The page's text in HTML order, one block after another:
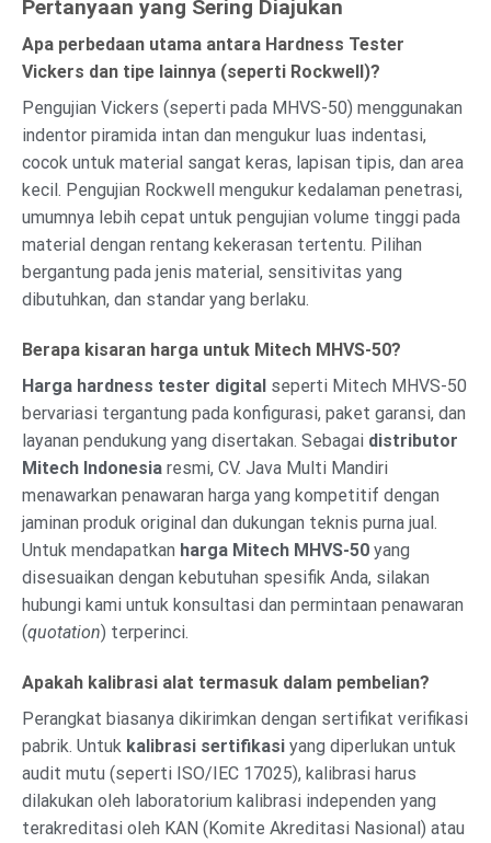
Pertanyaan yang Sering Diajukan
Apa perbedaan utama antara Hardness Tester
Vickers dan tipe lainnya (seperti Rockwell)?
Pengujian Vickers (seperti pada MHVS-50) menggunakan
indentor piramida intan dan mengukur luas indentasi,
cocok untuk material sangat keras, lapisan tipis, dan area
kecil. Pengujian Rockwell mengukur kedalaman penetrasi,
umumnya lebih cepat untuk pengujian volume tinggi pada
material dengan rentang kekerasan tertentu. Pilihan
bergantung pada jenis material, sensitivitas yang
dibutuhkan, dan standar yang berlaku.
Berapa kisaran harga untuk Mitech MHVS-50?
Harga hardness tester digital seperti Mitech MHVS-50
bervariasi tergantung pada konfigurasi, paket garansi, dan
layanan pendukung yang disertakan. Sebagai distributor
Mitech Indonesia resmi, CV. Java Multi Mandiri
menawarkan penawaran harga yang kompetitif dengan
jaminan produk original dan dukungan teknis purna jual.
Untuk mendapatkan harga Mitech MHVS-50 yang
disesuaikan dengan kebutuhan spesifik Anda, silakan
hubungi kami untuk konsultasi dan permintaan penawaran
(quotation) terperinci.
Apakah kalibrasi alat termasuk dalam pembelian?
Perangkat biasanya dikirimkan dengan sertifikat verifikasi
pabrik. Untuk kalibrasi sertifikasi yang diperlukan untuk
audit mutu (seperti ISO/IEC 17025), kalibrasi harus
dilakukan oleh laboratorium kalibrasi independen yang
terakreditasi oleh KAN (Komite Akreditasi Nasional) atau